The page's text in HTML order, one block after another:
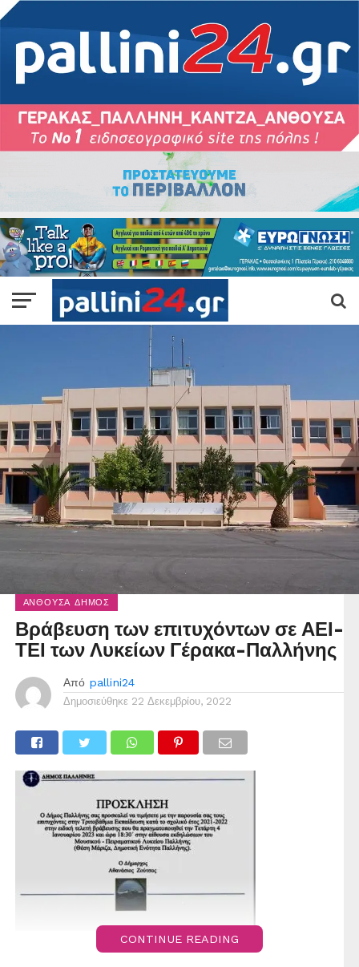
ΑΝΘΟΎΣΑ ΔΉΜΟΣ
Βράβευση των επιτυχόντων σε ΑΕΙ-
ΤΕΙ των Λυκείων Γέρακα-Παλλήνης
Από pallini24
Δημοσιεύθηκε 22 Δεκεμβρίου, 2022
CONTINUE READING